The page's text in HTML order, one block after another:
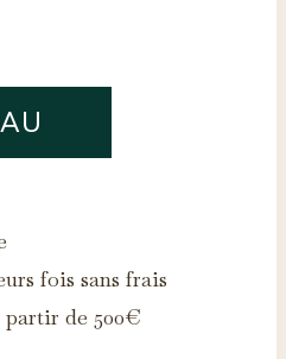
fois sans frais
de 500€